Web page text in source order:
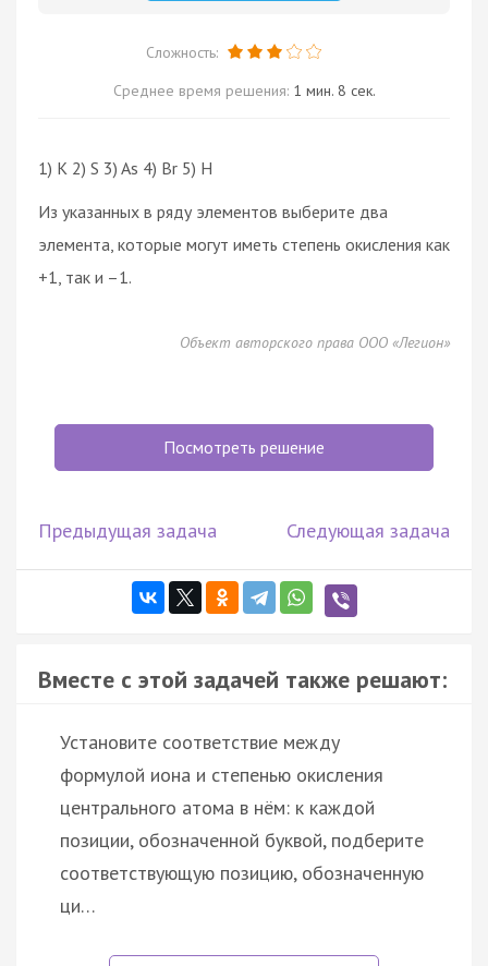
Сложность:
Среднее время решения: 1 мин. 8 сек.
1) K 2) S 3) As 4) Br 5) H
Из указанных в ряду элементов выберите два
элемента, которые могут иметь степень окисления как
+1, так и –1.
Объект авторского права ООО «Легион»
Посмотреть решение
Предыдущая задача Следующая задача
Вместе с этой задачей также решают:
Установите соответствие между
формулой иона и степенью окисления
центрального атома в нём: к каждой
позиции, обозначенной буквой, подберите
соответствующую позицию, обозначенную
ци…